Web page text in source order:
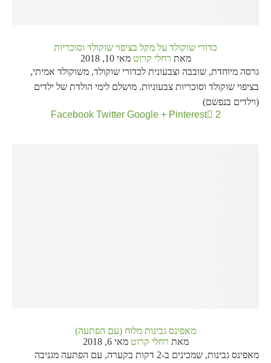
כדורי שוקולד על מקל בציפוי שוקולד וסוכריות
מאת רחלי קרוט מאי 10, 2018
גרסה מיוחדת, שובבה וצבעונית לכדורי שוקולד, משוקולד אמיתי,
בציפוי שוקולד וסוכריות צבעוניות. מושלם לימי הולדת של ילדים
(וילדים בנפשם)
2
Facebook Twitter Google + Pinterest
מאפינס גבינות מלוח (עם הפתעה)
מאת רחלי קרוט מאי 6, 2018
מאפינס גבינות, שמכינים ב-2 דקות בקערה, עם הפתעה מגניבה